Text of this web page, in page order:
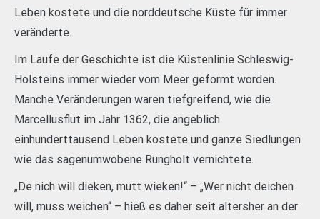
Leben kostete und die norddeutsche Küste für immer
veränderte.
Im Laufe der Geschichte ist die Küstenlinie Schleswig-
Holsteins immer wieder vom Meer geformt worden.
Manche Veränderungen waren tiefgreifend, wie die
Marcellusflut im Jahr 1362, die angeblich
einhunderttausend Leben kostete und ganze Siedlungen
wie das sagenumwobene Rungholt vernichtete.
„De nich will dieken, mutt wieken!“ – „Wer nicht deichen
will, muss weichen“ – hieß es daher seit altersher an der